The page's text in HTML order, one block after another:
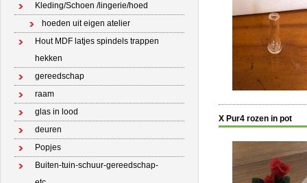
Kleding/Schoen /lingerie/hoed
hoeden uit eigen atelier
Hout MDF latjes spindels trappen
hekken
gereedschap
raam
glas in lood
deuren
Popjes
Buiten-tuin-schuur-gereedschap-
X Pur4 rozen in pot